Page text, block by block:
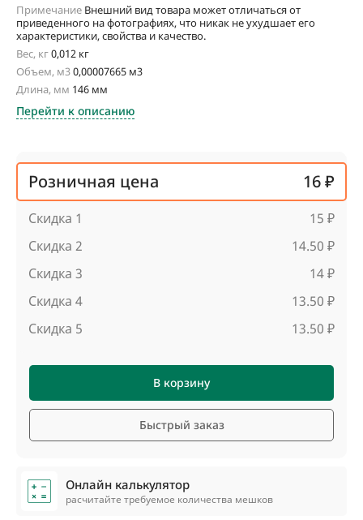
Примечание Внешний вид товара может отличаться от
приведенного на фотографиях, что никак не ухудшает его
характеристики, свойства и качество.
Вес, кг0,012 кг
Объем, м30,00007665 м3
Длина, мм 146 мм
Перейти к описанию
Розничная цена 16 ₽
Скидка 1
15 ₽
Скидка 2
14.50 ₽
Скидка 3
14 ₽
Скидка 4
13.50 ₽
Скидка 5
13.50 ₽
В корзину
Быстрый заказ
Онлайн калькулятор
расчитайте требуемое количества мешков